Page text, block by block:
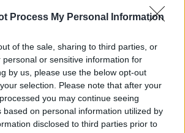
Process My Personal Information
of the sale, sharing to third parties, or
personal or sensitive information for
by us, please use the below opt-out
selection. Please note that after your
you may continue seeing
based on personal information utilized by
disclosed to third parties prior to